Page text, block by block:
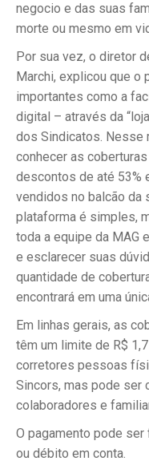
negocio e das suas
morte ou mesmo em
Por sua vez, o diretor
Marchi, explicou que o
importantes como a
digital – através da
dos Sindicatos. Nesse
conhecer as
descontos de até 53%
vendidos no balcão da
plataforma é simples,
toda a equipe da MAG
e esclarecer suas
quantidade de
encontrará em uma
Em linhas gerais, as
têm um limite de R$
corretores pessoas
Sincors, mas pode ser
colaboradores e
O pagamento pode
ou débito em conta.